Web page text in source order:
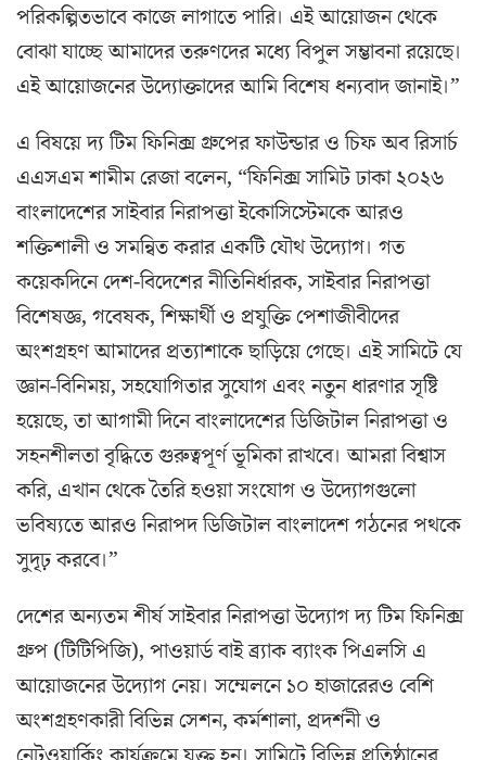
পরিকল্পিতভাবে কাজে লাগাতে পারি। এই আয়োজন থেকে
বোঝা যাচ্ছে আমাদের তরুণদের মধ্যে বিপুল সম্ভাবনা রয়েছে।
এই আয়োজনের উদ্যোক্তাদের আমি বিশেষ ধন্যবাদ জানাই।”
এ বিষয়ে দ্য টিম ফিনিক্স গ্রুপের ফাউন্ডার ও চিফ অব রিসার্চ
এএসএম শামীম রেজা বলেন, “ফিনিক্স সামিট ঢাকা ২০২৬
বাংলাদেশের সাইবার নিরাপত্তা ইকোসিস্টেমকে আরও
শক্তিশালী ও সমন্বিত করার একটি যৌথ উদ্যোগ। গত
কয়েকদিনে দেশ-বিদেশের নীতিনির্ধারক, সাইবার নিরাপত্তা
বিশেষজ্ঞ, গবেষক, শিক্ষার্থী ও প্রযুক্তি পেশাজীবীদের
অংশগ্রহণ আমাদের প্রত্যাশাকে ছাড়িয়ে গেছে। এই সামিটে যে
জ্ঞান-বিনিময়, সহযোগিতার সুযোগ এবং নতুন ধারণার সৃষ্টি
হয়েছে, তা আগামী দিনে বাংলাদেশের ডিজিটাল নিরাপত্তা ও
সহনশীলতা বৃদ্ধিতে গুরুত্বপূর্ণ ভূমিকা রাখবে। আমরা বিশ্বাস
করি, এখান থেকে তৈরি হওয়া সংযোগ ও উদ্যোগগুলো
ভবিষ্যতে আরও নিরাপদ ডিজিটাল বাংলাদেশ গঠনের পথকে
সুদৃঢ় করবে।”
দেশের অন্যতম শীর্ষ সাইবার নিরাপত্তা উদ্যোগ দ্য টিম ফিনিক্স
গ্রুপ (টিটিপিজি), পাওয়ার্ড বাই ব্র্যাক ব্যাংক পিএলসি এ
আয়োজনের উদ্যোগ নেয়। সম্মেলনে ১০ হাজারেরও বেশি
অংশগ্রহণকারী বিভিন্ন সেশন, কর্মশালা, প্রদর্শনী ও